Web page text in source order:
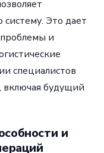
Это дает
и
специалистов
включая будущий
и